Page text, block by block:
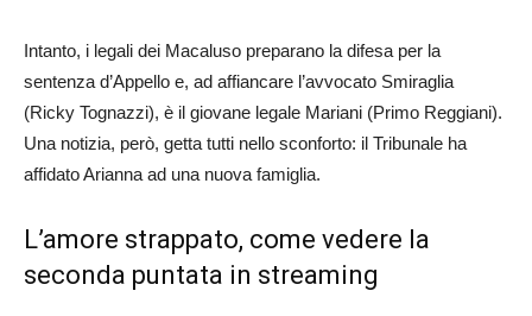
Intanto, i legali dei Macaluso preparano la difesa per la
sentenza d’Appello e, ad affiancare l’avvocato Smiraglia
(Ricky Tognazzi), è il giovane legale Mariani (Primo Reggiani).
Una notizia, però, getta tutti nello sconforto: il Tribunale ha
affidato Arianna ad una nuova famiglia.
L’amore strappato, come vedere la
seconda puntata in streaming